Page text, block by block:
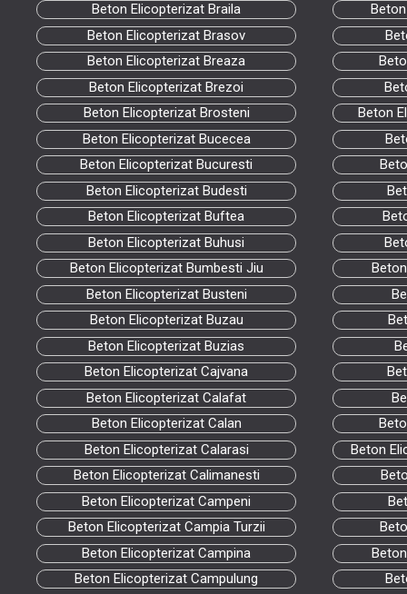
Beton Elicopterizat Braila
Beton Elicopterizat Brasov
Beton Elicopterizat Breaza
Beton Elicopterizat Brezoi
Beton Elicopterizat Brosteni
Beton Elicopterizat Bucecea
Beton Elicopterizat Bucuresti
Beton Elicopterizat Budesti
Beton Elicopterizat Buftea
Beton Elicopterizat Buhusi
Beton Elicopterizat Bumbesti Jiu
Beton Elicopterizat Busteni
Beton Elicopterizat Buzau
Beton Elicopterizat Buzias
Beton Elicopterizat Cajvana
Beton Elicopterizat Calafat
Beton Elicopterizat Calan
Beton Elicopterizat Calarasi
Beton Elicopterizat Calimanesti
Beton Elicopterizat Campeni
Beton Elicopterizat Campia Turzii
Beton Elicopterizat Campina
Beton Elicopterizat Campulung
Beton
Beton